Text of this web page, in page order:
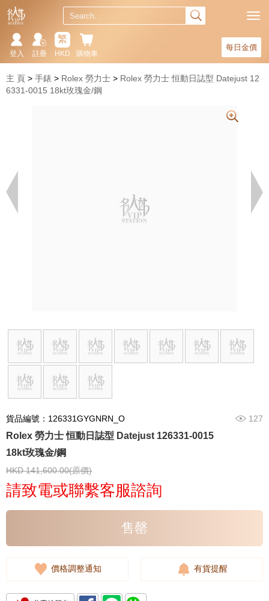
每日金價
購物車
繁
HKD
註冊
登入
主 頁 手錶 Rolex 勞力士
Rolex 勞力士 恒動日誌型 Datejust 12
6331-0015 18kt玫瑰金/鋼
貨品編號：126331GYGNRN_O 127
Rolex 勞力士 恒動日誌型 Datejust 126331-0015
18kt玫瑰金/鋼
HKD 141,600.00(原價)
請致電或聯繫客服諮詢
售罄
價格調整通知 有貨提醒